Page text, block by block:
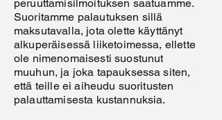
peruuttamisilmoituksen saatuamme.
Suoritamme palautuksen sillä
maksutavalla, jota olette käyttänyt
alkuperäisessä liiketoimessa, ellette
ole nimenomaisesti suostunut
muuhun, ja joka tapauksessa siten,
että teille ei aiheudu suoritusten
palauttamisesta kustannuksia.